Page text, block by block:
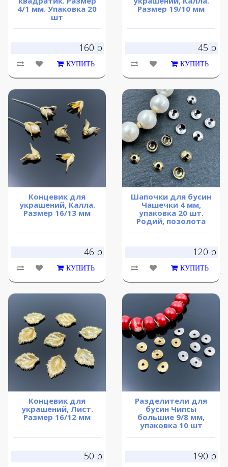
4/1 мм. Упаковка 20
шт
160 р.
КУПИТЬ
Размер 19/10 мм
45 р.
КУПИТЬ
Концевик для
украшений, Калла.
Размер 16/13 мм
46 р.
КУПИТЬ
Шапочки для бусин
Чашечки 4 мм,
упаковка 20 шт.
Родий, позолота
120 р.
КУПИТЬ
Концевик для
украшений, Лист.
Размер 16/12 мм
50 р.
Разделители для
бусин Чипсы
большие 9/8 мм,
упаковка 10 шт
190 р.